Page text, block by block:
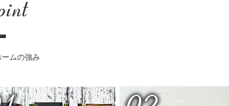
ームの強み